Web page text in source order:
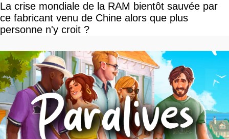
La crise mondiale de la RAM bientôt sauvée par
ce fabricant venu de Chine alors que plus
personne n'y croit ?